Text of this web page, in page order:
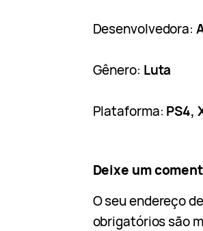
Desenvolvedora:
Gênero: Luta
Plataforma: PS4,
Deixe um
O seu endereço
obrigatórios são